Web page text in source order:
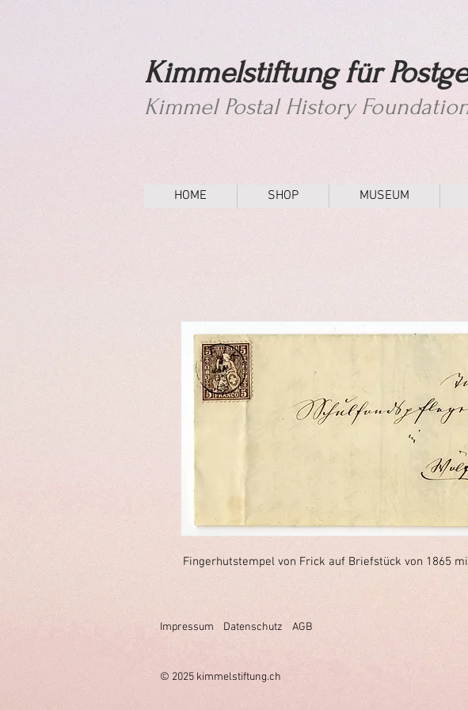
Kimmelstiftung für
Kimmel Postal History
HOME SHOP MUSEUM
Fingerhutstempel von Frick auf Briefstück von 1865
Impressum Datenschutz AGB
© 2025